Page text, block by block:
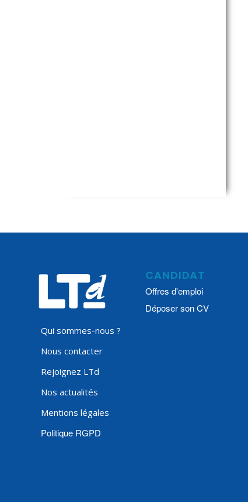
Qui sommes-nous ?
Nous contacter
Rejoignez LTd
Nos actualités
Mentions légales
Politique RGPD
CANDIDAT
Offres d'emploi
Déposer son CV